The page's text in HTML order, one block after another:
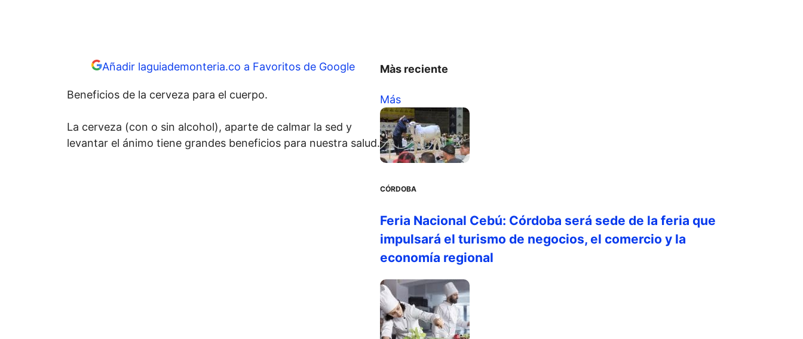
Añadir laguiademonteria.co a Favoritos de Google
Beneficios de la cerveza para el cuerpo.
La cerveza (con o sin alcohol), aparte de calmar la sed y
levantar el ánimo tiene grandes beneficios para nuestra salud.
Màs reciente
Más
CÓRDOBA
Feria Nacional Cebú: Córdoba será sede de la feria que
impulsará el turismo de negocios, el comercio y la
economía regional